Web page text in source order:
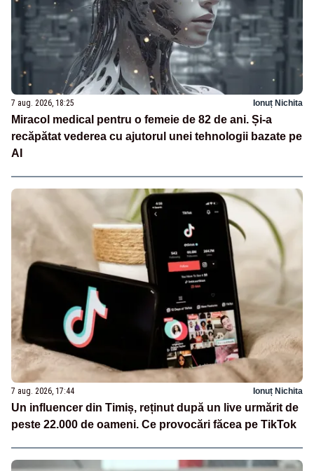
7 aug. 2026, 18:25 Ionuț Nichita
Miracol medical pentru o femeie de 82 de ani. Și-a
recăpătat vederea cu ajutorul unei tehnologii bazate pe
AI
7 aug. 2026, 17:44 Ionuț Nichita
Un influencer din Timiș, reținut după un live urmărit de
peste 22.000 de oameni. Ce provocări făcea pe TikTok